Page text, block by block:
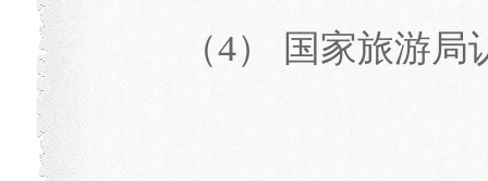
（4） 国家旅游局